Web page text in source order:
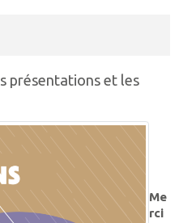
présentations et les
Me
rci